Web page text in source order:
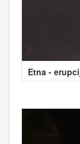
Etna -